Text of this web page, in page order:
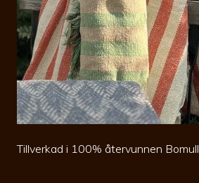
Tillverkad i 100% återvunnen Bomull.